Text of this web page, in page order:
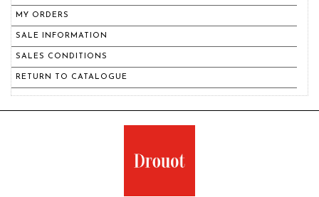
MY ORDERS
SALE INFORMATION
SALES CONDITIONS
RETURN TO CATALOGUE